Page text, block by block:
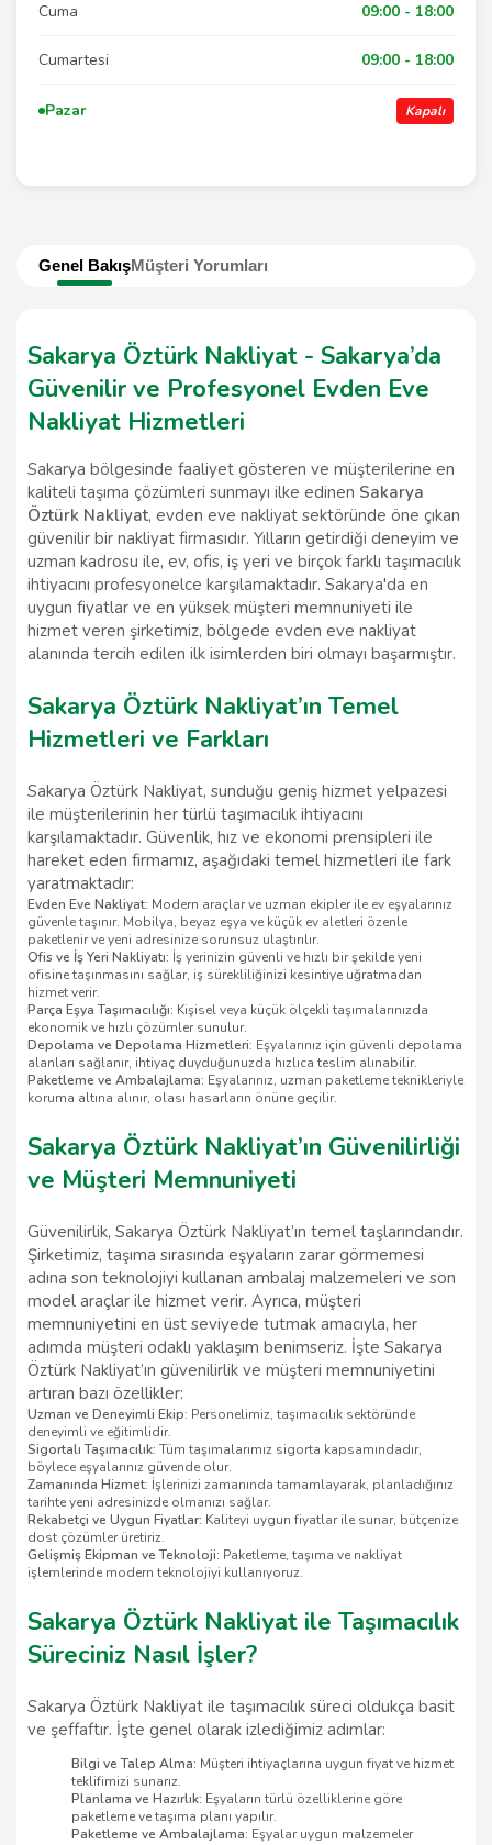
Genel BakışMüşteri Yorumları
Sakarya Öztürk Nakliyat - Sakarya’da
Güvenilir ve Profesyonel Evden Eve
Nakliyat Hizmetleri
Sakarya bölgesinde faaliyet gösteren ve müşterilerine en
kaliteli taşıma çözümleri sunmayı ilke edinen Sakarya
Öztürk Nakliyat, evden eve nakliyat sektöründe öne çıkan
güvenilir bir nakliyat firmasıdır. Yılların getirdiği deneyim ve
uzman kadrosu ile, ev, ofis, iş yeri ve birçok farklı taşımacılık
ihtiyacını profesyonelce karşılamaktadır. Sakarya'da en
uygun fiyatlar ve en yüksek müşteri memnuniyeti ile
hizmet veren şirketimiz, bölgede evden eve nakliyat
alanında tercih edilen ilk isimlerden biri olmayı başarmıştır.
Sakarya Öztürk Nakliyat’ın Temel
Hizmetleri ve Farkları
Sakarya Öztürk Nakliyat, sunduğu geniş hizmet yelpazesi
ile müşterilerinin her türlü taşımacılık ihtiyacını
karşılamaktadır. Güvenlik, hız ve ekonomi prensipleri ile
hareket eden firmamız, aşağıdaki temel hizmetleri ile fark
yaratmaktadır:
Evden Eve Nakliyat: Modern araçlar ve uzman ekipler ile ev eşyalarınız
güvenle taşınır. Mobilya, beyaz eşya ve küçük ev aletleri özenle
paketlenir ve yeni adresinize sorunsuz ulaştırılır.
Ofis ve İş Yeri Nakliyatı: İş yerinizin güvenli ve hızlı bir şekilde yeni
ofisine taşınmasını sağlar, iş sürekliliğinizi kesintiye uğratmadan
hizmet verir.
Parça Eşya Taşımacılığı: Kişisel veya küçük ölçekli taşımalarınızda
ekonomik ve hızlı çözümler sunulur.
Depolama ve Depolama Hizmetleri: Eşyalarınız için güvenli depolama
alanları sağlanır, ihtiyaç duyduğunuzda hızlıca teslim alınabilir.
Paketleme ve Ambalajlama: Eşyalarınız, uzman paketleme teknikleriyle
koruma altına alınır, olası hasarların önüne geçilir.
Sakarya Öztürk Nakliyat’ın Güvenilirliği
ve Müşteri Memnuniyeti
Güvenilirlik, Sakarya Öztürk Nakliyat’ın temel taşlarındandır.
Şirketimiz, taşıma sırasında eşyaların zarar görmemesi
adına son teknolojiyi kullanan ambalaj malzemeleri ve son
model araçlar ile hizmet verir. Ayrıca, müşteri
memnuniyetini en üst seviyede tutmak amacıyla, her
adımda müşteri odaklı yaklaşım benimseriz. İşte Sakarya
Öztürk Nakliyat’ın güvenilirlik ve müşteri memnuniyetini
artıran bazı özellikler:
Uzman ve Deneyimli Ekip: Personelimiz, taşımacılık sektöründe
deneyimli ve eğitimlidir.
Sigortalı Taşımacılık: Tüm taşımalarımız sigorta kapsamındadır,
böylece eşyalarınız güvende olur.
Zamanında Hizmet: İşlerinizi zamanında tamamlayarak, planladığınız
tarihte yeni adresinizde olmanızı sağlar.
Rekabetçi ve Uygun Fiyatlar: Kaliteyi uygun fiyatlar ile sunar, bütçenize
dost çözümler üretiriz.
Gelişmiş Ekipman ve Teknoloji: Paketleme, taşıma ve nakliyat
işlemlerinde modern teknolojiyi kullanıyoruz.
Sakarya Öztürk Nakliyat ile Taşımacılık
Süreciniz Nasıl İşler?
Sakarya Öztürk Nakliyat ile taşımacılık süreci oldukça basit
ve şeffaftır. İşte genel olarak izlediğimiz adımlar:
Bilgi ve Talep Alma: Müşteri ihtiyaçlarına uygun fiyat ve hizmet
teklifimizi sunarız.
Planlama ve Hazırlık: Eşyaların türlü özelliklerine göre
paketleme ve taşıma planı yapılır.
Paketleme ve Ambalajlama: Eşyalar uygun malzemeler
Cuma 09:00 - 18:00
Cumartesi 09:00 - 18:00
Pazar Kapalı